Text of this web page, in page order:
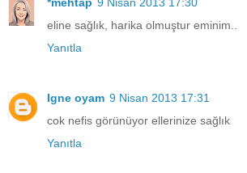
eline sağlık, harika olmuştur eminim..
Yanıtla
Igne oyam 9 Nisan 2013 17:31
cok nefis görünüyor ellerinize sağlık
Yanıtla